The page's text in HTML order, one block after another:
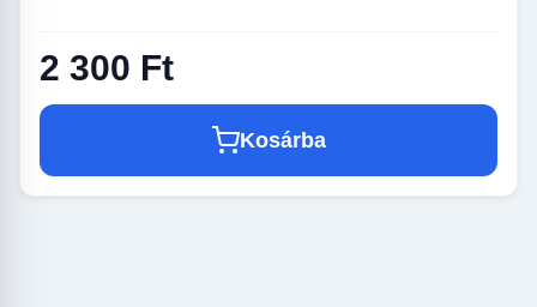
2 300 Ft
Kosárba